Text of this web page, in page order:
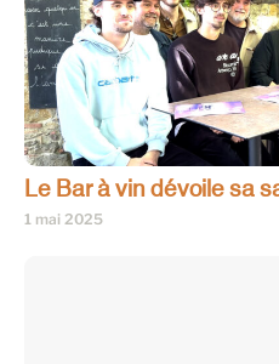
Le Bar à vin dévoile sa
1 mai 2025